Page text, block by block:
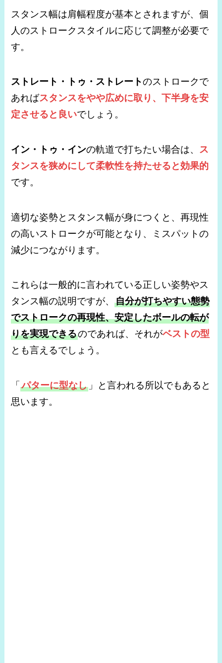
スタンス幅は肩幅程度が基本とされますが、個
人のストロークスタイルに応じて調整が必要で
す。
ストレート・トゥ・ストレートのストロークで
あればスタンスをやや広めに取り、下半身を安
定させると良いでしょう。
イン・トゥ・インの軌道で打ちたい場合は、 ス
タンスを狭めにして柔軟性を持たせると効果的
です。
適切な姿勢とスタンス幅が身につくと、再現性
の高いストロークが可能となり、ミスパットの
減少につながります。
これらは一般的に言われている正しい姿勢やス
タンス幅の説明ですが、自分が打ちやすい態勢
でストロークの再現性、安定したボールの転が
りを実現できるのであれば、それがベストの型
とも言えるでしょう。
「パターに型なし 」と言われる所以でもあると
思います。